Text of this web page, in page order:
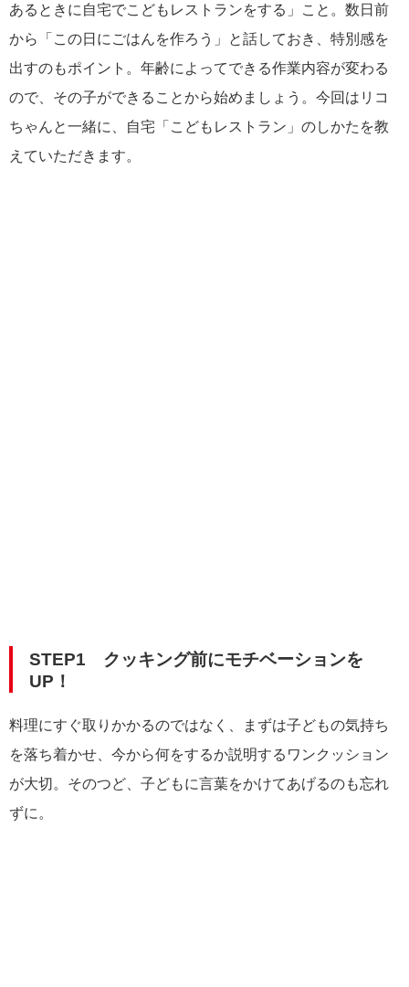
あるときに自宅でこどもレストランをする」こと。数日前
から「この日にごはんを作ろう」と話しておき、特別感を
出すのもポイント。年齢によってできる作業内容が変わる
ので、その子ができることから始めましょう。今回はリコ
ちゃんと一緒に、自宅「こどもレストラン」のしかたを教
えていただきます。
STEP1 クッキング前にモチベーションを
UP！
料理にすぐ取りかかるのではなく、まずは子どもの気持ち
を落ち着かせ、今から何をするか説明するワンクッション
が大切。そのつど、子どもに言葉をかけてあげるのも忘れ
ずに。